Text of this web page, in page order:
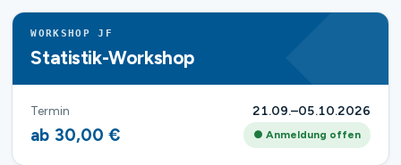
WORKSHOP JF
Statistik-Workshop
Termin 21.09.–05.10.2026
ab 30,00 € ● Anmeldung offen